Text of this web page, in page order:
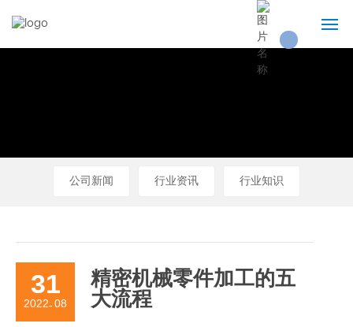
联系我们
公司新闻 行业资讯 行业知识
31
2022-08
精密机械零件加工的五
大流程